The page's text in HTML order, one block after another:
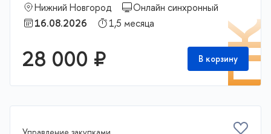
Нижний Новгород
Онлайн синхронный
16.08.2026
1,5 месяца
28 000 ₽ В корзину